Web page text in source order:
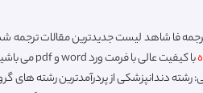
فا شاهد لیست جدیدترین مقالات ترجمه
با کیفیت عالی با فرمت ورد word و pdf می باشید.
رشته دندانپزشکی از پردرآمدترین رشته